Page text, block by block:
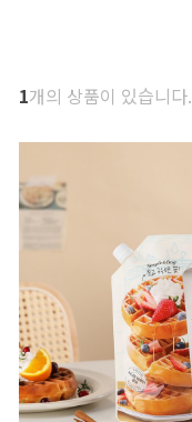
1개의 상품이 있습니다.